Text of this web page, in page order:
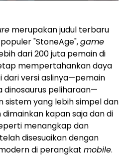
merupakan judul terbaru
"StoneAge",game
dari 200 juta pemain di
mempertahankan daya
dari versi aslinya—pemain
peliharaan—
sistem yang lebih simpel dan
kapan saja dan di
menangkap dan
disesuaikan dengan
di perangkat mobile.